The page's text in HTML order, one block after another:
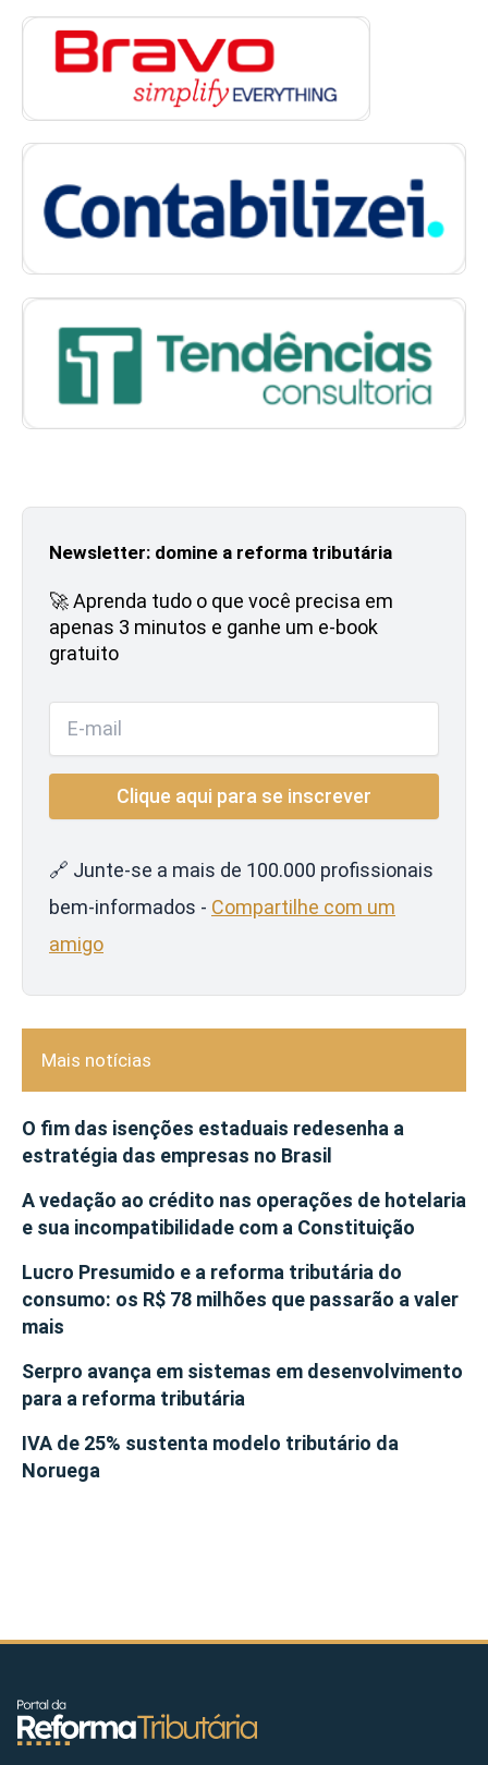
Newsletter: domine a reforma tributária
🚀 Aprenda tudo o que você precisa em
apenas 3 minutos e ganhe um e-book
gratuito
🔗 Junte-se a mais de 100.000 profissionais
bem-informados - Compartilhe com um
amigo
Mais notícias
O fim das isenções estaduais redesenha a
estratégia das empresas no Brasil
A vedação ao crédito nas operações de hotelaria
e sua incompatibilidade com a Constituição
Lucro Presumido e a reforma tributária do
consumo: os R$ 78 milhões que passarão a valer
mais
Serpro avança em sistemas em desenvolvimento
para a reforma tributária
IVA de 25% sustenta modelo tributário da
Noruega